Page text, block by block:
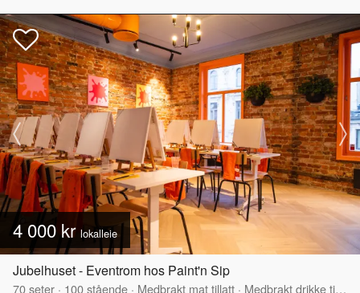
4 000 kr lokalleie
Jubelhuset - Eventrom hos Paint'n Sip
70seter · 100stående · Medbrakt mat tillatt · Medbrakt drikke tillatt